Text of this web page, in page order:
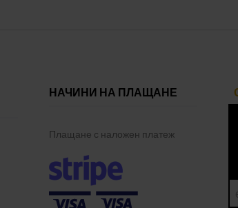
НАЧИНИ НА ПЛАЩАНЕ
Плащане с наложен платеж